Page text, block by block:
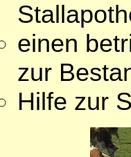
einen
zur
Hilfe zur